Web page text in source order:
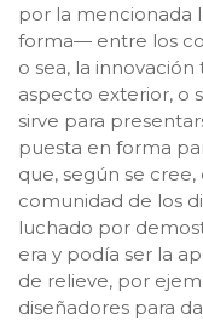
por la mencionada
forma— entre los
o sea, la
aspecto exterior, o
sirve para
puesta en forma
que, según se
comunidad de los
luchado por
era y podía ser la
de relieve, por
diseñadores para